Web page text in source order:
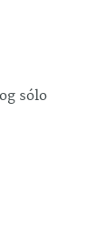
sólo